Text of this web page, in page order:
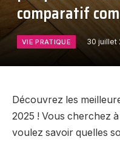
comparatif
VIE PRATIQUE 30 juillet
Découvrez les
2025 ! Vous cherchez
voulez savoir quelles